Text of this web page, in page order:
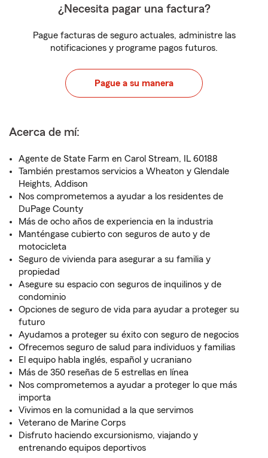
¿Necesita pagar una factura?
Pague facturas de seguro actuales, administre las
notificaciones y programe pagos futuros.
Pague a su manera
Acerca de mí:
Agente de State Farm en Carol Stream, IL 60188
También prestamos servicios a Wheaton y Glendale
Heights, Addison
Nos comprometemos a ayudar a los residentes de
DuPage County
Más de ocho años de experiencia en la industria
Manténgase cubierto con seguros de auto y de
motocicleta
Seguro de vivienda para asegurar a su familia y
propiedad
Asegure su espacio con seguros de inquilinos y de
condominio
Opciones de seguro de vida para ayudar a proteger su
futuro
Ayudamos a proteger su éxito con seguro de negocios
Ofrecemos seguro de salud para individuos y familias
El equipo habla inglés, español y ucraniano
Más de 350 reseñas de 5 estrellas en línea
Nos comprometemos a ayudar a proteger lo que más
importa
Vivimos en la comunidad a la que servimos
Veterano de Marine Corps
Disfruto haciendo excursionismo, viajando y
entrenando equipos deportivos